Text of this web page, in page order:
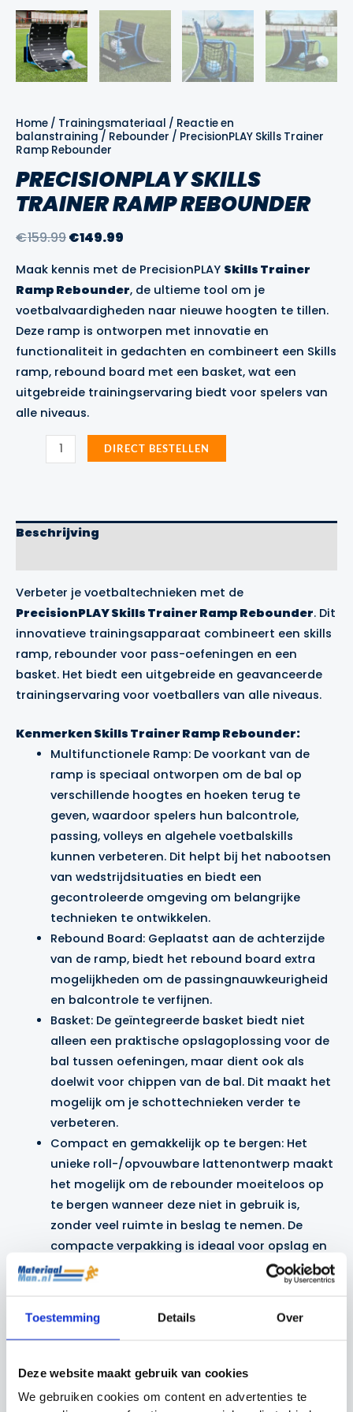
Toestemming Details Over
Deze website maakt gebruik van cookies
We gebruiken cookies om content en advertenties te
Home / Trainingsmateriaal / Reactie en
balanstraining / Rebounder / PrecisionPLAY Skills Trainer
Ramp Rebounder
PRECISIONPLAY SKILLS
TRAINER RAMP REBOUNDER
€159.99Oorspronkelijke
was:
€159.99.
€149.99
is:
€149.99.
Maak kennis met de PrecisionPLAY Skills Trainer
Ramp Rebounder, de ultieme tool om je
voetbalvaardigheden naar nieuwe hoogten te tillen.
Deze ramp is ontworpen met innovatie en
functionaliteit in gedachten en combineert een Skills
ramp, rebound board met een basket, wat een
uitgebreide trainingservaring biedt voor spelers van
alle niveaus.
PrecisionPLAY
Trainer
DIRECT BESTELLEN
Beschrijving
Verbeter je voetbaltechnieken met de
PrecisionPLAY Skills Trainer Ramp Rebounder. Dit
innovatieve trainingsapparaat combineert een skills
ramp, rebounder voor pass-oefeningen en een
basket. Het biedt een uitgebreide en geavanceerde
trainingservaring voor voetballers van alle niveaus.
Kenmerken Skills Trainer Ramp Rebounder:
Multifunctionele Ramp: De voorkant van de
ramp is speciaal ontworpen om de bal op
verschillende hoogtes en hoeken terug te
geven, waardoor spelers hun balcontrole,
passing, volleys en algehele voetbalskills
kunnen verbeteren. Dit helpt bij het nabootsen
van wedstrijdsituaties en biedt een
gecontroleerde omgeving om belangrijke
technieken te ontwikkelen.
Rebound Board: Geplaatst aan de achterzijde
van de ramp, biedt het rebound board extra
mogelijkheden om de passingnauwkeurigheid
en balcontrole te verfijnen.
Basket: De geïntegreerde basket biedt niet
alleen een praktische opslagoplossing voor de
bal tussen oefeningen, maar dient ook als
doelwit voor chippen van de bal. Dit maakt het
mogelijk om je schottechnieken verder te
verbeteren.
Compact en gemakkelijk op te bergen: Het
unieke roll-/opvouwbare lattenontwerp maakt
het mogelijk om de rebounder moeiteloos op
te bergen wanneer deze niet in gebruik is,
zonder veel ruimte in beslag te nemen. De
compacte verpakking is ideaal voor opslag en
transport.
Ramp:
110 cm
Hoogte:75 cm